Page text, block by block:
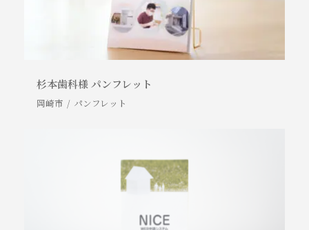
杉本歯科様 パンフレット
岡崎市 パンフレット